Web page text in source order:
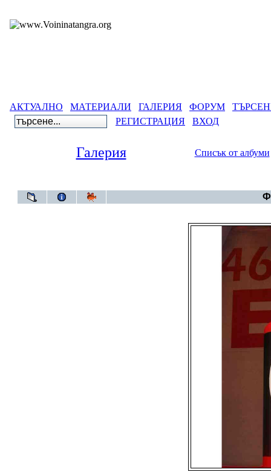
АКТУАЛНО МАТЕРИАЛИ ГАЛЕРИЯ ФОРУМ
РЕГИСТРАЦИЯ
ВХОД
Галерия Списък от албуми